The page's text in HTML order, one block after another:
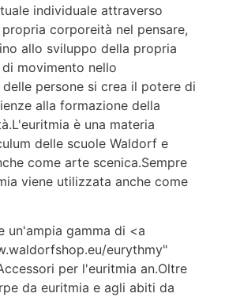
individuale attraverso
corporeità nel pensare,
allo sviluppo della propria
movimento nello
persone si crea il potere di
alla formazione della
è una materia
delle scuole Waldorf e
come arte scenica.Sempre
viene utilizzata anche come
un'ampia gamma di <a
eurythmy"
per l'euritmia an.Oltre
da euritmia e agli abiti da